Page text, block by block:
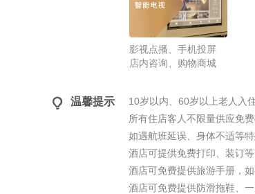
影视点播、手机投屏
店内咨询、购物商城
 温馨提示
10岁以内、60岁以上老人入
所有住店客人不限量供应免
如遇航班延误、身体不适等
酒店可提供免费打印、装订
酒店可免费提供旅游手册，
酒店可免费提供防滑拖鞋、